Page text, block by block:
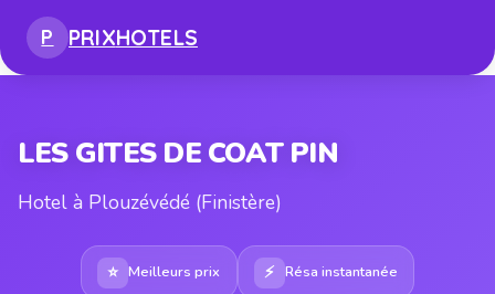
P PRIXHOTELS
LES GITES DE COAT PIN
Hotel à Plouzévédé (Finistère)
⭐ Meilleurs prix ⚡ Résa instantanée